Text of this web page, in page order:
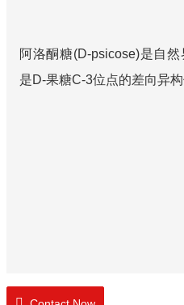
阿洛酮糖(D-psicose)是自
是D-果糖C-3位点的差向异